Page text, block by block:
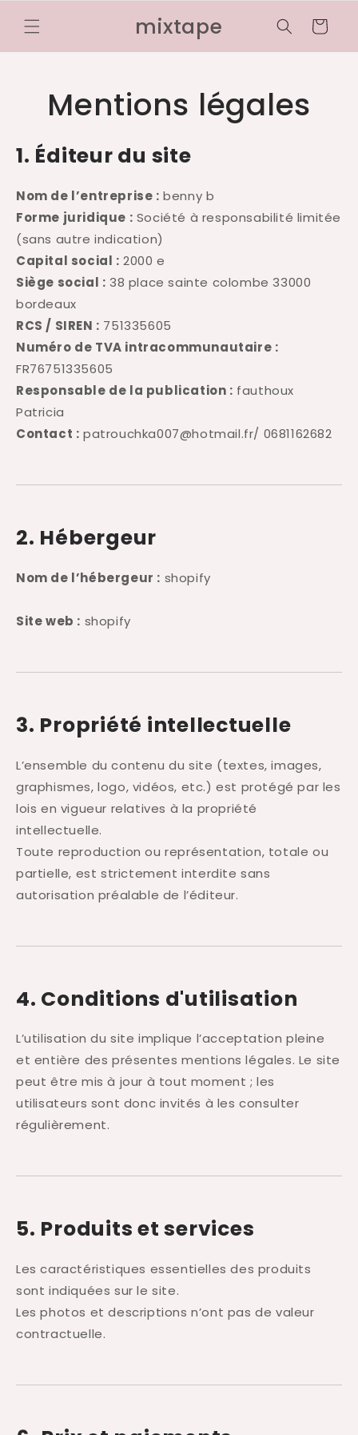
passer
au
mixtape Panier
Mentions légales
1. Éditeur du site
Nom de l’entreprise : benny b
Forme juridique : Société à responsabilité limitée
(sans autre indication)
Capital social : 2000 e
Siège social : 38 place sainte colombe 33000
bordeaux
RCS / SIREN : 751335605
Numéro de TVA intracommunautaire :
FR76751335605
Responsable de la publication : fauthoux
Patricia
Contact : patrouchka007@hotmail.fr/ 0681162682
2. Hébergeur
Nom de l’hébergeur : shopify
Site web : shopify
3. Propriété intellectuelle
L’ensemble du contenu du site (textes, images,
graphismes, logo, vidéos, etc.) est protégé par les
lois en vigueur relatives à la propriété
intellectuelle.
Toute reproduction ou représentation, totale ou
partielle, est strictement interdite sans
autorisation préalable de l’éditeur.
4. Conditions d'utilisation
L’utilisation du site implique l’acceptation pleine
et entière des présentes mentions légales. Le site
peut être mis à jour à tout moment ; les
utilisateurs sont donc invités à les consulter
régulièrement.
5. Produits et services
Les caractéristiques essentielles des produits
sont indiquées sur le site.
Les photos et descriptions n’ont pas de valeur
contractuelle.